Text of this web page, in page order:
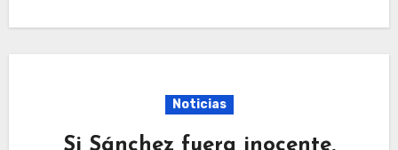
Noticias